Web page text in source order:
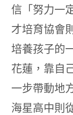
信「努力一
才培育協會
培養孩子的
花蓮，靠自
一步帶動地
海星高中則